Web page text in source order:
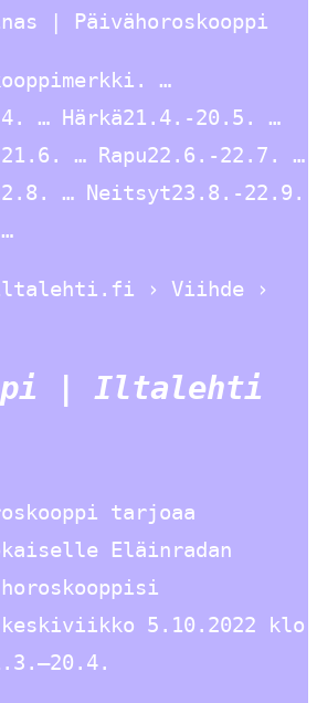
| Päivähoroskooppi
…
… Härkä21.4.-20.5. …
… Rapu22.6.-22.7. …
… Neitsyt23.8.-22.9.
› Viihde ›
| Iltalehti
tarjoaa
Eläinradan
5.10.2022 klo